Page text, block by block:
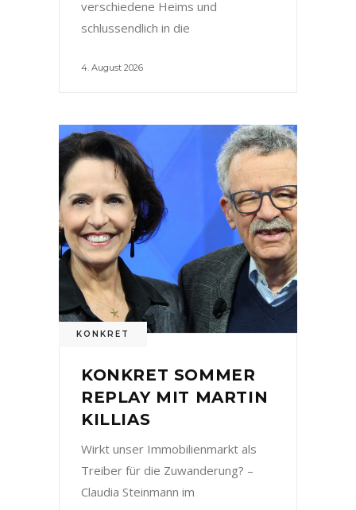
verschiedene Heims und
schlussendlich in die
4. August 2026
KONKRET
KONKRET SOMMER
REPLAY MIT MARTIN
KILLIAS
Wirkt unser Immobilienmarkt als
Treiber für die Zuwanderung? –
Claudia Steinmann im